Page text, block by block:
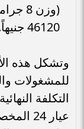
46120 جنيهاً.
وتشكل هذه
للمشغولات
التكلفة
عيار